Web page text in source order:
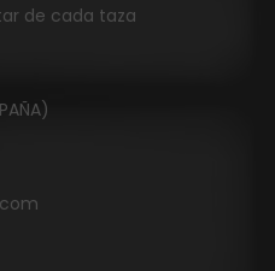
de cada taza